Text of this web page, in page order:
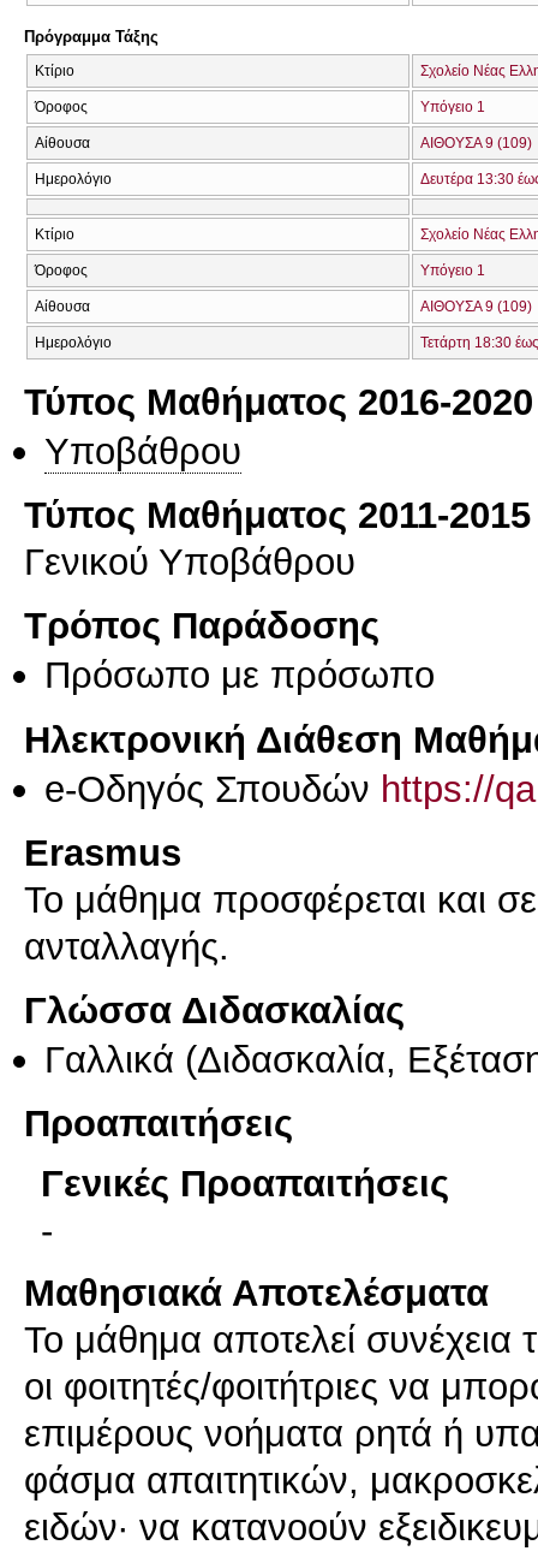
Πρόγραμμα Τάξης
Κτίριο Σχολείο Νέας
Όροφος Υπόγειο 1
Αίθουσα ΑΙΘΟΥΣΑ 9 (109)
Ημερολόγιο Δευτέρα 13:30
Κτίριο Σχολείο Νέας
Όροφος Υπόγειο 1
Αίθουσα ΑΙΘΟΥΣΑ 9 (109)
Ημερολόγιο Τετάρτη 18:30
Τύπος Μαθήματος 2016-2020
Υποβάθρου
Τύπος Μαθήματος 2011-2015
Γενικού Υποβάθρου
Τρόπος Παράδοσης
Πρόσωπο με πρόσωπο
Ηλεκτρονική Διάθεση
e-Οδηγός Σπουδών https://
Erasmus
Το μάθημα προσφέρεται και
ανταλλαγής.
Γλώσσα Διδασκαλίας
Γαλλικά (Διδασκαλία,
Προαπαιτήσεις
Γενικές Προαπαιτήσεις
-
Μαθησιακά Αποτελέσματα
Το μάθημα αποτελεί συνέχεια
οι φοιτητές/φοιτήτριες να
επιμέρους νοήματα ρητά ή
φάσμα απαιτητικών,
ειδών· να κατανοούν